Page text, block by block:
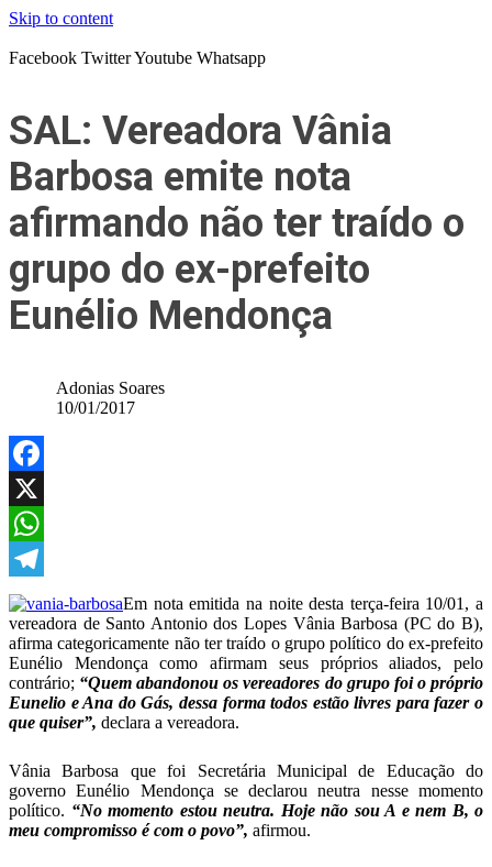
Skip to content
Facebook TwitterYoutube Whatsapp
SAL: Vereadora Vânia
Barbosa emite nota
afirmando não ter traído o
grupo do ex-prefeito
Eunélio Mendonça
Adonias Soares
10/01/2017
Facebook
X
WhatsApp
Telegram
Em nota emitida na noite desta terça-feira 10/01, a
vereadora de Santo Antonio dos Lopes Vânia Barbosa (PC do B),
afirma categoricamente não ter traído o grupo político do ex-prefeito
Eunélio Mendonça como afirmam seus próprios aliados, pelo
contrário; “Quem abandonou os vereadores do grupo foi o próprio
Eunelio e Ana do Gás, dessa forma todos estão livres para fazer o
que quiser”, declara a vereadora.
Vânia Barbosa que foi Secretária Municipal de Educação do
governo Eunélio Mendonça se declarou neutra nesse momento
político. “No momento estou neutra. Hoje não sou A e nem B, o
meu compromisso é com o povo”, afirmou.